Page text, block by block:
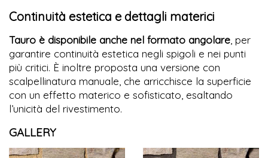
Continuità estetica e dettagli materici
Tauro è disponibile anche nel formato angolare , per
garantire continuità estetica negli spigoli e nei punti
più critici. È inoltre proposta una versione con
scalpellinatura manuale, che arricchisce la superficie
con un effetto materico e sofisticato, esaltando
l’unicità del rivestimento.
GALLERY